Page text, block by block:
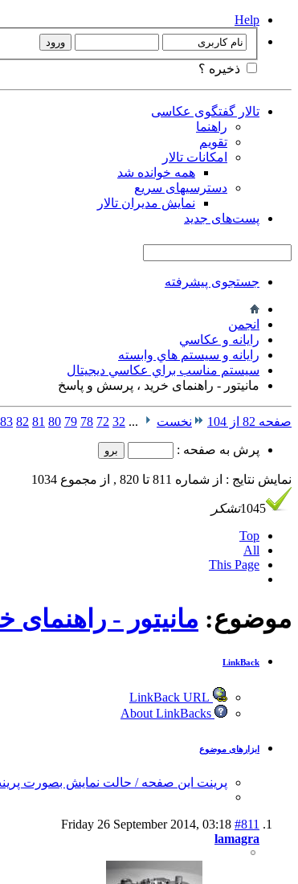
Help
ذخیره ؟
تالار گفتگوی عکاسی
راهنما
تقویم
امکانات تالار
همه خوانده شد
دسترسیهای سریع
نمایش مدیران تالار
پست‌های جدید
جستجوی پیشرفته
انجمن
رايانه و عكاسي
رايانه و سيستم هاي وابسته
سيستم مناسب براي عكاسي ديجيتال
مانیتور - راهنمای خرید ، پرسش و پاسخ
صفحه 82 از 104 نخست ...
32
72
78
79
80
81
82
83
پرش به صفحه :
نمایش نتایج : از شماره 811 تا 820 , از مجموع 1034
1045تشکر
Top
All
This Page
موضوع: مانیتور -
LinkBack
ابزارهای موضوع
پرینت این صفحه / حالت نمایش بصورت
Friday 26 September 2014, 03:18 #811
lamagra